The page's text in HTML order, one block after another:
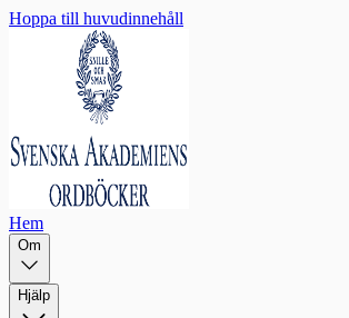
Hoppa till huvudinnehåll
Hem
Om
Hjälp